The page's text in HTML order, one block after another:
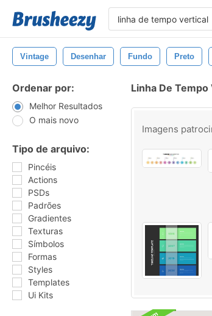
Vintage Desenhar Fundo Preto
Ordenar por:
Melhor Resultados
O mais novo
Tipo de arquivo:
Pincéis
Actions
PSDs
Padrões
Gradientes
Texturas
Símbolos
Formas
Styles
Templates
Ui Kits
Linha De
Imagens